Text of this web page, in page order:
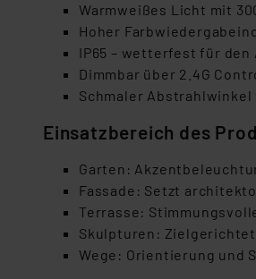
Warmweißes Licht mit
Hoher
IP65 – wetterfest für den
Dimmbar über 2.4G
Schmaler
Einsatzbereich des
Garten:
Fassade: Setzt
Terrasse:
Skulpturen:
Wege: Orientierung und